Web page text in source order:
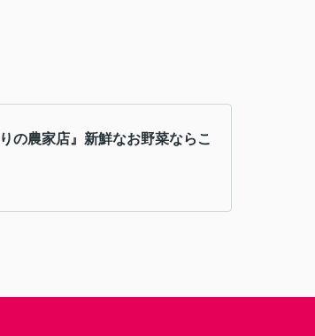
の農家店』新鮮なお野菜ならこ